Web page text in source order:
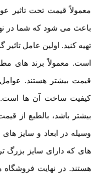
معمولاً قیمت تحت تاثیر
باعث می ‌شود که شما در
تهیه کنید. اولین عامل
است. معمولاً برند های
قیمت بیشتر هستند. عوامل
کیفیت ساخت آن ‌ها
بیشتر باشد، بالطبع از
وسیله در ابعاد و سایز
های که دارای سایز بزرگ
هستند. در نهایت فروشگاه‌